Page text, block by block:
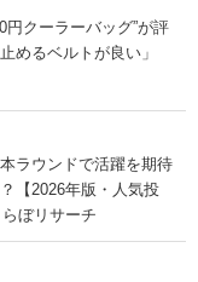
クーラーバッグ”が評
めるベルトが良い」
ラウンドで活躍を期待
【2026年版・人気投
ぼリサーチ